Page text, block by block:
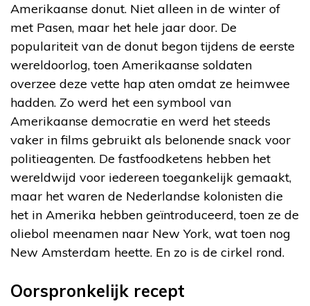
Amerikaanse donut. Niet alleen in de winter of
met Pasen, maar het hele jaar door. De
populariteit van de donut begon tijdens de eerste
wereldoorlog, toen Amerikaanse soldaten
overzee deze vette hap aten omdat ze heimwee
hadden. Zo werd het een symbool van
Amerikaanse democratie en werd het steeds
vaker in films gebruikt als belonende snack voor
politieagenten. De fastfoodketens hebben het
wereldwijd voor iedereen toegankelijk gemaakt,
maar het waren de Nederlandse kolonisten die
het in Amerika hebben geïntroduceerd, toen ze de
oliebol meenamen naar New York, wat toen nog
New Amsterdam heette. En zo is de cirkel rond.
Oorspronkelijk recept